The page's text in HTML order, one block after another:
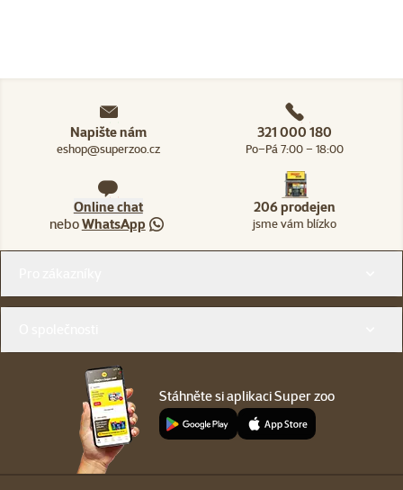
Napište nám
eshop@superzoo.cz
321 000 180
Po–Pá 7:00 – 18:00
Online chat
neboWhatsApp
206 prodejen
jsme vám blízko
Stáhněte si aplikaci Super zoo